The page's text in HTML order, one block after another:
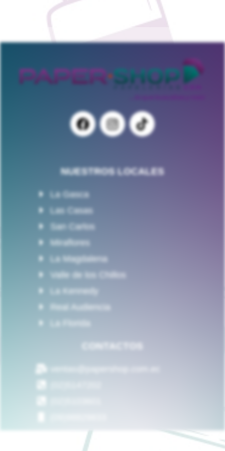
NUESTROS LOCALES
La Gasca
Las Casas
San Carlos
Miraflores
La Magdalena
Valle de los Chillos
La Kennedy
Real Audiencia
La Florida
CONTACTOS